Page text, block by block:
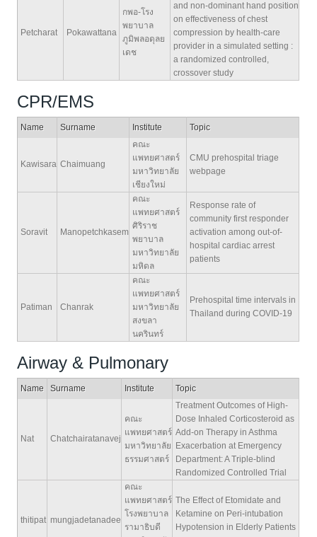
Petcharat Pokawattana
กพอ-โรง
พยาบาล
ภูมิพลอดุลย
เดช
and non-dominant hand position
on effectiveness of chest
compression by health-care
provider in a simulated setting :
a randomized controlled,
crossover study
CPR/EMS
Name Surname Institute Topic
Kawisara Chaimuang
คณะ
แพทยศาสตร์
มหาวิทยาลัย
เชียงใหม่
CMU prehospital triage
webpage
Soravit Manopetchkasem
คณะ
แพทยศาสตร์
ศิริราช
พยาบาล
มหาวิทยาลัย
มหิดล
Response rate of
community first responder
activation among out-of-
hospital cardiac arrest
patients
Patiman Chanrak
คณะ
แพทยศาสตร์
มหาวิทยาลัย
สงขลา
นครินทร์
Prehospital time intervals in
Thailand during COVID-19
Airway & Pulmonary
Name Surname Institute Topic
Nat Chatchairatanavej
คณะ
แพทยศาสตร์
มหาวิทยาลัย
ธรรมศาสตร์
Treatment Outcomes of High-
Dose Inhaled Corticosteroid as
Add-on Therapy in Asthma
Exacerbation at Emergency
Department: A Triple-blind
Randomized Controlled Trial
thitipat mungjadetanadee
คณะ
แพทยศาสตร์
โรงพยาบาล
รามาธิบดี
The Effect of Etomidate and
Ketamine on Peri-intubation
Hypotension in Elderly Patients